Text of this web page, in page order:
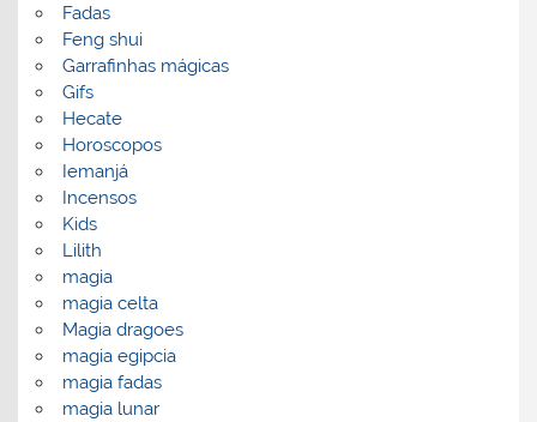
Fadas
Feng shui
Garrafinhas mágicas
Gifs
Hecate
Horoscopos
Iemanjá
Incensos
Kids
Lilith
magia
magia celta
Magia dragoes
magia egipcia
magia fadas
magia lunar